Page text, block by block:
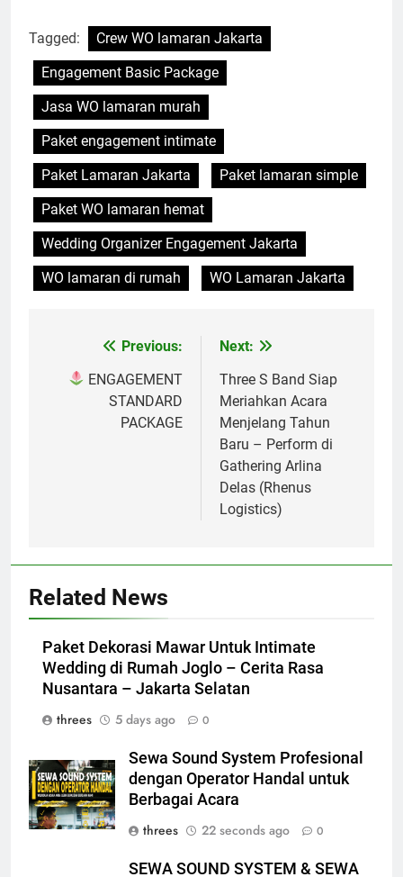
Tagged:
Crew WO lamaran Jakarta
Engagement Basic Package
Jasa WO lamaran murah
Paket engagement intimate
Paket Lamaran Jakarta
Paket lamaran simple
Paket WO lamaran hemat
Wedding Organizer Engagement Jakarta
WO lamaran di rumah
WO Lamaran Jakarta
navigation
Previous:
ENGAGEMENT
STANDARD
PACKAGE
Next:
Three S Band Siap
Meriahkan Acara
Menjelang Tahun
Baru – Perform di
Gathering Arlina
Delas (Rhenus
Logistics)
Related News
Paket Dekorasi Mawar Untuk Intimate
Wedding di Rumah Joglo – Cerita Rasa
Nusantara – Jakarta Selatan
threes
5 days ago 0
Sewa Sound System Profesional
dengan Operator Handal untuk
Berbagai Acara
threes
22 seconds ago 0
SEWA SOUND SYSTEM & SEWA